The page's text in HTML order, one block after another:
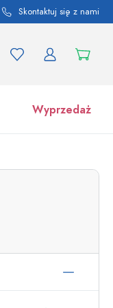
Skontaktuj się z nami
Wyprzedaż